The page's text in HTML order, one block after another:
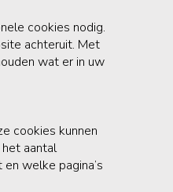
cookies nodig.
achteruit. Met
wat er in uw
cookies kunnen
aantal
welke pagina’s